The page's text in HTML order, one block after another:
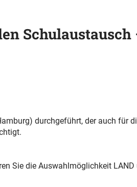
durchgeführt, der auch für
Sie die Auswahlmöglichkeit